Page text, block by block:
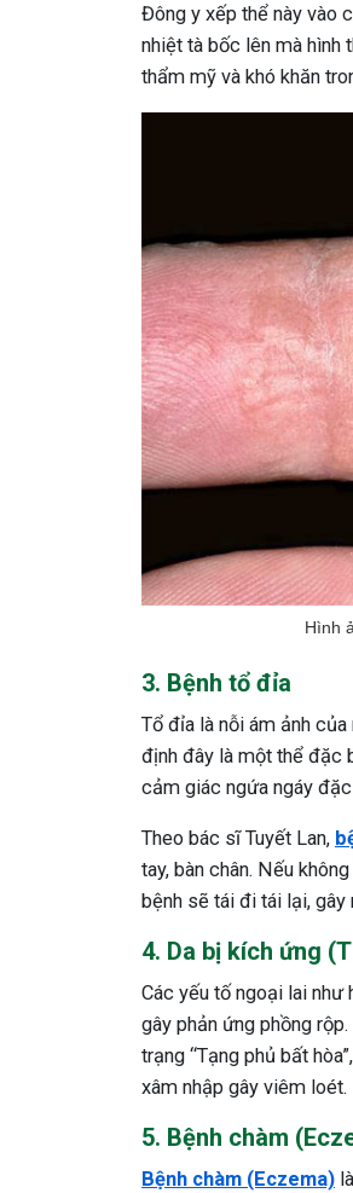
Đông y xếp thể này vào
nhiệt tà bốc lên mà hình
thẩm mỹ và khó khăn
Hình
3. Bệnh tổ đỉa
Tổ đỉa là nỗi ám ảnh
định đây là một thể đặc
cảm giác ngứa ngáy
Theo bác sĩ Tuyết Lan,
tay, bàn chân. Nếu
bệnh sẽ tái đi tái lại,
4. Da bị kích ứng
Các yếu tố ngoại lai
gây phản ứng phồng
trạng “Tạng phủ bất
xâm nhập gây viêm loét.
5. Bệnh chàm
Bệnh chàm (Eczema)